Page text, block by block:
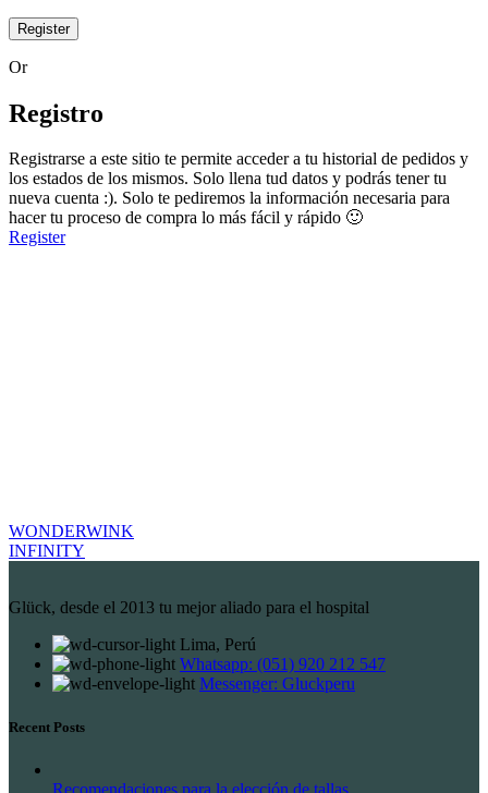
Register
Or
Registro
Registrarse a este sitio te permite acceder a tu historial de pedidos y
los estados de los mismos. Solo llena tud datos y podrás tener tu
nueva cuenta :). Solo te pediremos la información necesaria para
hacer tu proceso de compra lo más fácil y rápido 🙂
Register
WONDERWINK
INFINITY
Glück, desde el 2013 tu mejor aliado para el hospital
Lima, Perú
Whatsapp: (051) 920 212 547
Messenger: Gluckperu
Recent Posts
Recomendaciones para la elección de tallas